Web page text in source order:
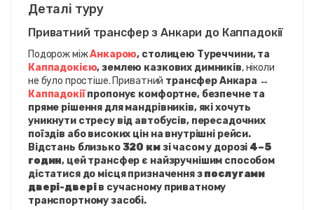
Деталі туру
Приватний трансфер з Анкари до Каппадокії
Подорож між Анкарою
Каппадокією, землею казкових димників, ніколи
не було простіше. Приватний
Каппадокії пропонує комфортне, безпечне та
пряме рішення для мандрівників, які хочуть
уникнути стресу від автобусів, пересадочних
поїздів або високих цін на внутрішні рейси.
Відстань близько 320 км зі часом у дорозі 4–5
годин, цей трансфер є найзручнішим способом
дістатися до місця призначення з послугами
двері-двері в сучасному приватному
транспортному засобі.